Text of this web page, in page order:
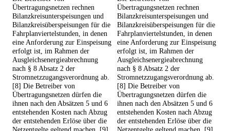
Übertragungsnetzen rechnen
Bilanzkreisunterspeisungen und
Bilanzkreisüberspeisungen für die
Fahrplanviertelstunden, in denen
eine Anforderung zur Einspeisung
erfolgt ist, im Rahmen der
Ausgleichsenergieabrechnung
nach § 8 Absatz 2 der
Stromnetzzugangsverordnung ab.
[8] Die Betreiber von
Übertragungsnetzen dürfen die
ihnen nach den Absätzen 5 und 6
entstehenden Kosten nach Abzug
der entstehenden Erlöse über die
Übertragungsnetzen rechnen
Bilanzkreisunterspeisungen und
Bilanzkreisüberspeisungen für die
Fahrplanviertelstunden, in denen
eine Anforderung zur Einspeisung
erfolgt ist, im Rahmen der
Ausgleichsenergieabrechnung
nach § 8 Absatz 2 der
Stromnetzzugangsverordnung ab.
[8] Die Betreiber von
Übertragungsnetzen dürfen die
ihnen nach den Absätzen 5 und 6
entstehenden Kosten nach Abzug
der entstehenden Erlöse über die